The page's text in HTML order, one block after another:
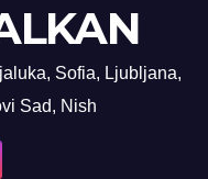
Sofia, Ljubljana,
Sad, Nish